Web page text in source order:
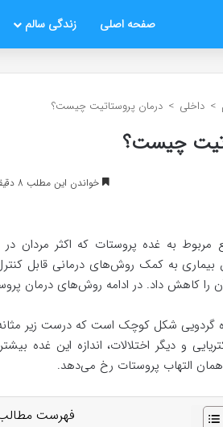
صفحه اصلی زندگی سالم
> داخلی > درمان پروستاتیت چیست؟
چیست؟
خواندن این مطلب 8 دقیقه زمان میبرد
مربوط به غده پروستات که اکثر مردان
بیماری به کمک روش‌های درمانی قابل‌
را کاهش داد. در ادامه روش‌های درمان
شکل کوچک است که درست زیر مثانه
و دیگر اختلالات، اندازه این غده
التهاب پروستات رخ می‌دهد.
فهرست